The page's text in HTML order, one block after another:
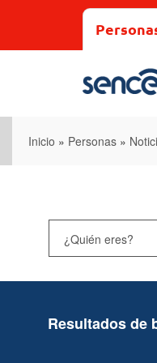
Inicio » Personas »
Resultados de